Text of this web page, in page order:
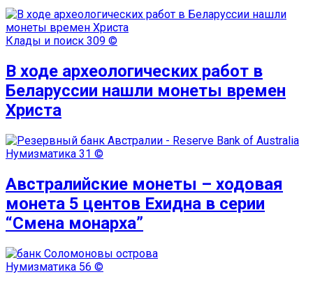
Клады и поиск 309 ©
В ходе археологических работ в
Беларуссии нашли монеты времен
Христа
Нумизматика 31 ©
Австралийские монеты – ходовая
монета 5 центов Ехидна в серии
“Смена монарха”
Нумизматика 56 ©